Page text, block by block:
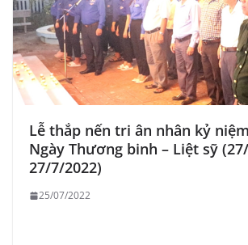
Lễ thắp nến tri ân nhân kỷ
Ngày Thương binh – Liệt sỹ
27/7/2022)
25/07/2022